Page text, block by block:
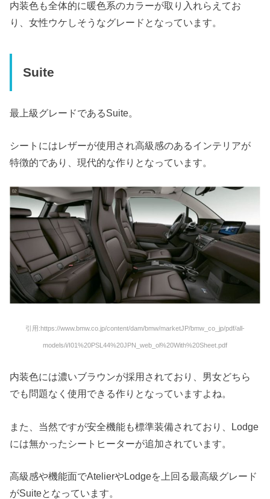
内装色も全体的に暖色系のカラーが取り入れらえてお
り、女性ウケしそうなグレードとなっています。
Suite
最上級グレードであるSuite。
シートにはレザーが使用され高級感のあるインテリアが
特徴的であり、現代的な作りとなっています。
引用:https://www.bmw.co.jp/content/dam/bmw/marketJP/bmw_co_jp/pdf/all-
models/i/I01%20PSL44%20JPN_web_ol%20With%20Sheet.pdf
内装色には濃いブラウンが採用されており、男女どちら
でも問題なく使用できる作りとなっていますよね。
また、当然ですが安全機能も標準装備されており、Lodge
には無かったシートヒーターが追加されています。
高級感や機能面でAtelierやLodgeを上回る最高級グレード
がSuiteとなっています。